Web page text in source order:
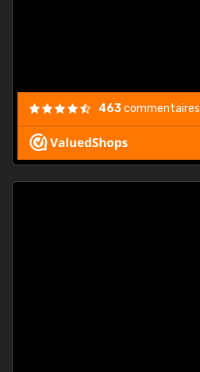
463commentaires